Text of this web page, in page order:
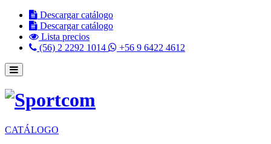
Descargar catálogo
Descargar catálogo
Lista precios
(56) 2 2292 1014
+56 9 6422 4612
CATÁLOGO